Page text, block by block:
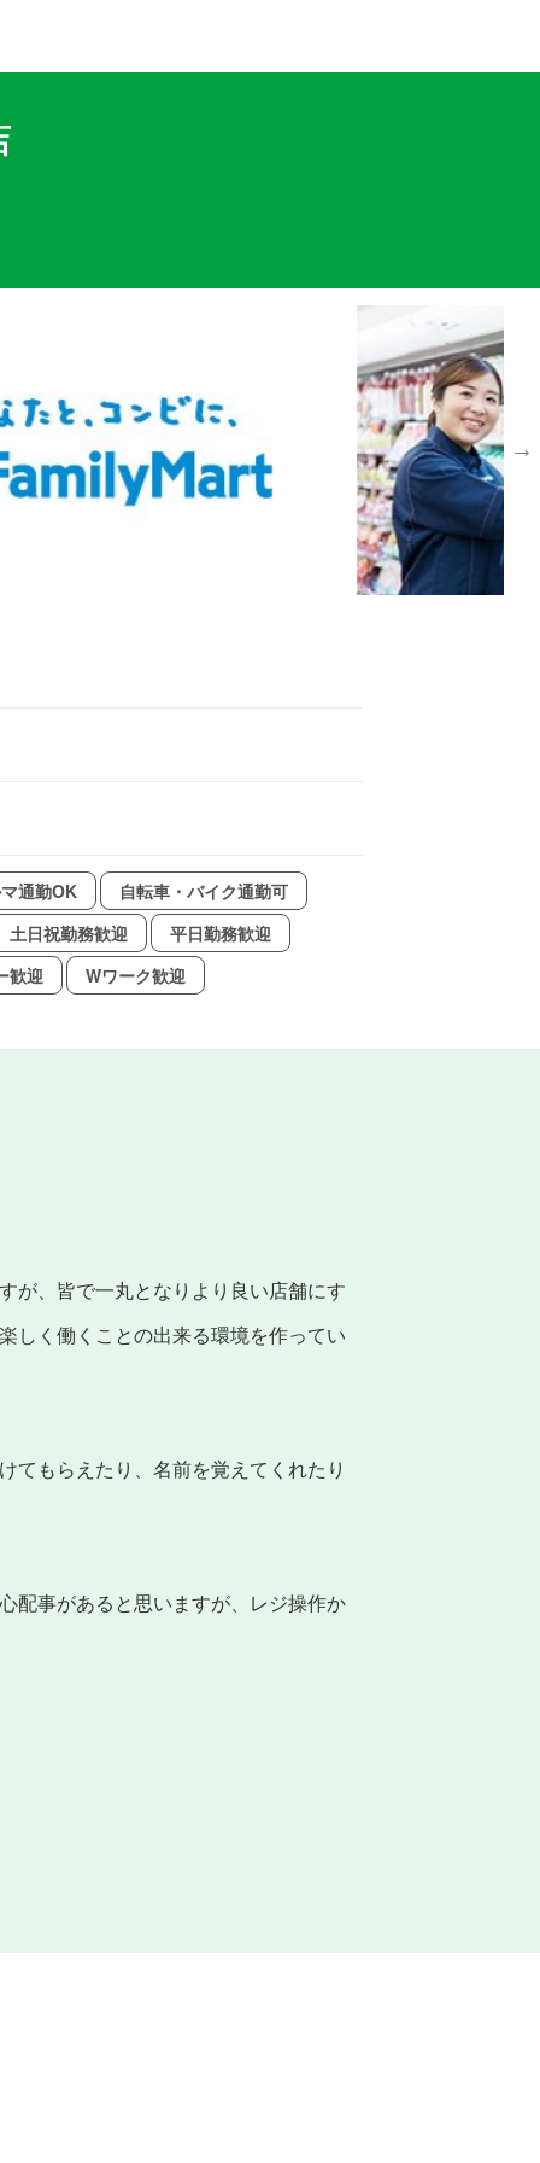
通勤OK
自転車・バイク通勤可
土日祝勤務歓迎
平日勤務歓迎
歓迎
Wワーク歓迎
が、皆で一丸となりより良い店舗にす
しく働くことの出来る環境を作ってい
てもらえたり、名前を覚えてくれたり
配事があると思いますが、レジ操作か